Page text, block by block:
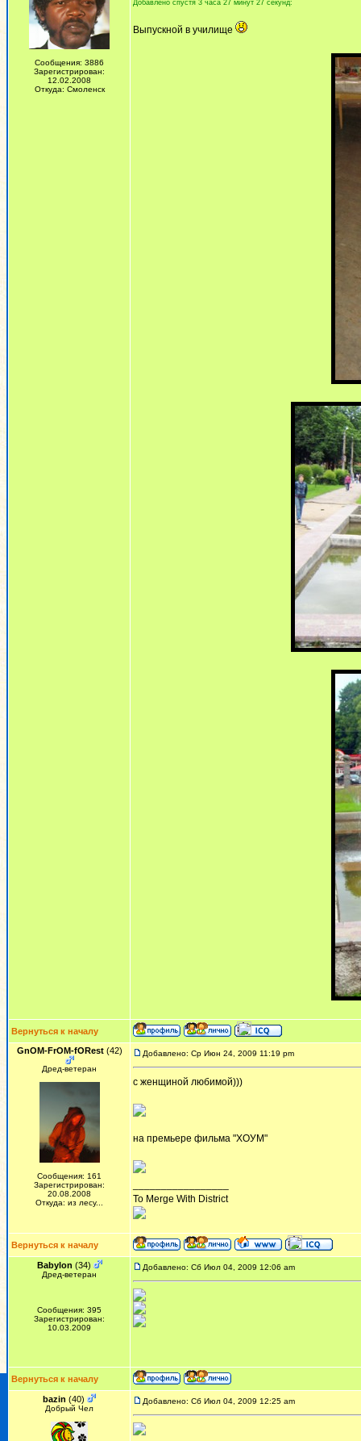
Сообщения: 3886
Зарегистрирован:
12.02.2008
Откуда: Смоленск
Добавлено спустя 3 часа 27 минут 27 секунд:
Выпускной в училище
Вернуться к началу
GnOM-FrOM-fORest(42)
Дред-ветеран
Сообщения: 161
Зарегистрирован:
20.08.2008
Откуда: из лесу...
Добавлено: Ср Июн 24, 2009 11:19 pm
с женщиной любимой)))
на премьере фильма "ХОУМ"
To Merge With District
Вернуться к началу
Babylon (34)
Дред-ветеран
Сообщения: 395
Зарегистрирован:
10.03.2009
Добавлено: Сб Июл 04, 2009 12:06 am
Вернуться к началу
bazin (40)
Добрый Чел
Добавлено: Сб Июл 04, 2009 12:25 am